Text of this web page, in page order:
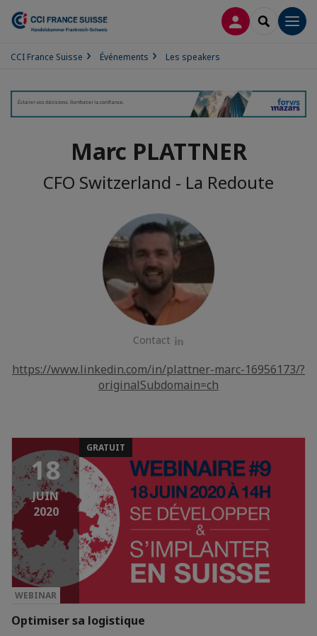
CONNEXION
CCI France Suisse Événements Les speakers
Marc PLATTNER
CFO Switzerland - La Redoute
Contact
https://www.linkedin.com/in/plattner-marc-16956173/?
originalSubdomain=ch
18
JUIN
2020
GRATUIT
WEBINAR
Optimiser sa logistique